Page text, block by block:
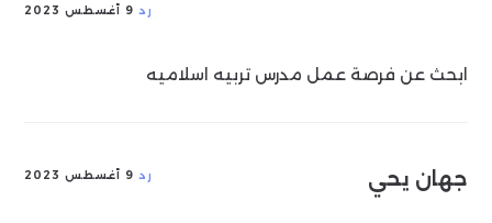
رد 9 أغسطس 2023
ابحث عن فرصة عمل مدرس تربيه اسلاميه
جهان يحي رد 9 أغسطس 2023